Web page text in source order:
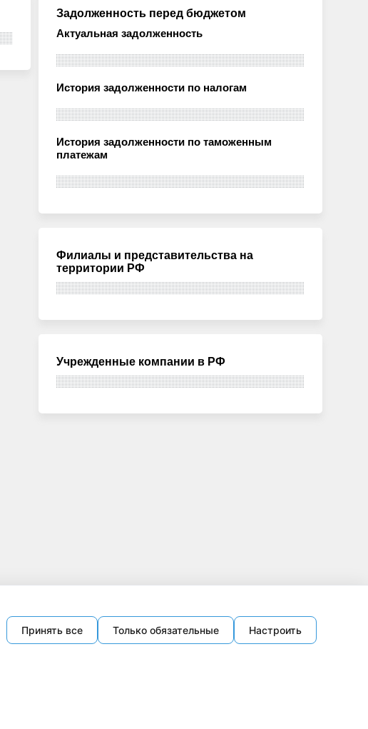
Задолженность перед бюджетом
Актуальная задолженность
История задолженности по налогам
История задолженности по таможенным
платежам
Филиалы и представительства на
территории РФ
Учрежденные компании в РФ
Принять все Только обязательные Настроить